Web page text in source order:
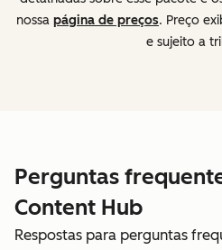
nossa página de preços. Preço
e sujeito a
Perguntas
Content Hub
Respostas para perguntas